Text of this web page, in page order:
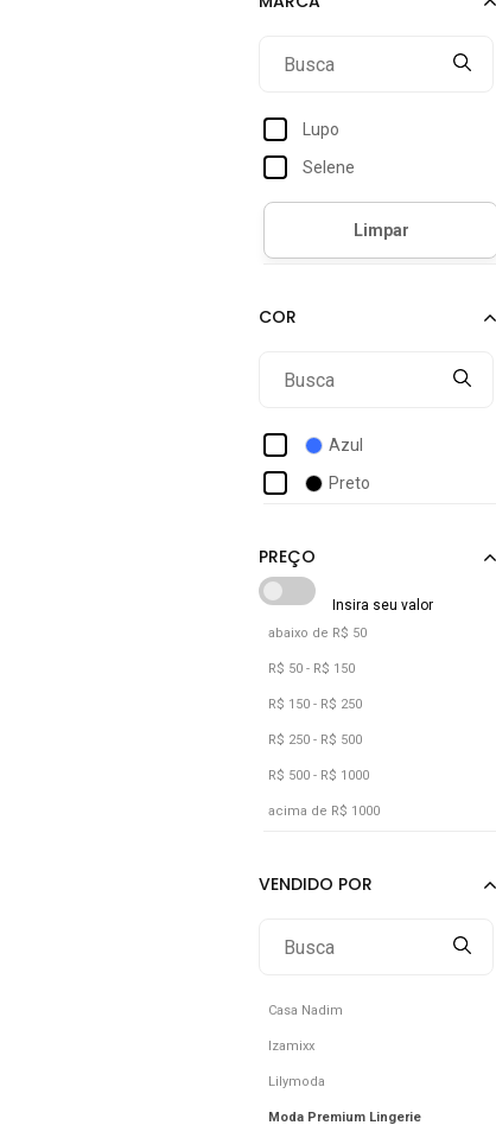
Lupo
Selene
Azul
Preto
abaixo de R$ 50
R$ 50 - R$ 150
R$ 150 - R$ 250
R$ 250 - R$ 500
R$ 500 - R$ 1000
acima de R$ 1000
Casa Nadim
Izamixx
Lilymoda
Moda Premium Lingerie